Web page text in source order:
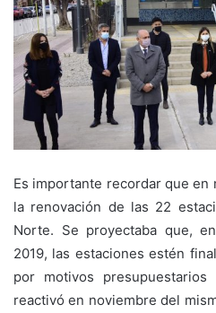
Es importante recordar que en
la renovación de las 22
Norte. Se proyectaba que,
2019, las estaciones estén
por motivos
reactivó en noviembre del